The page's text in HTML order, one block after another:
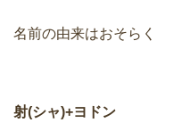
名前の由来はおそらく
射(シャ)+ヨドン